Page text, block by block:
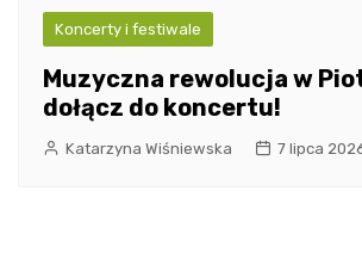
Koncerty i festiwale
Muzyczna rewolucja w
dołącz do koncertu!
Katarzyna Wiśniewska 7 lipca